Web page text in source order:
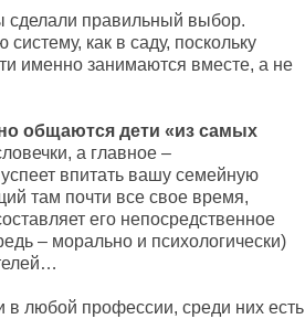
сделали правильный выбор.
как в саду, поскольку
именно занимаются вместе, а не
общаются дети «из самых
а главное –
впитать вашу семейную
там почти все свое время,
его непосредственное
– морально и психологически)
в любой профессии, среди них есть